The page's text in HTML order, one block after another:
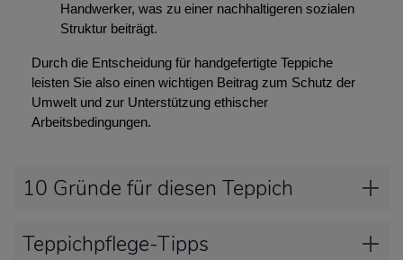
Handwerker, was zu einer nachhaltigeren sozialen
Struktur beiträgt.
Durch die Entscheidung für handgefertigte Teppiche
leisten Sie also einen wichtigen Beitrag zum Schutz der
Umwelt und zur Unterstützung ethischer
Arbeitsbedingungen.
10 Gründe für diesen Teppich
Teppichpflege-Tipps